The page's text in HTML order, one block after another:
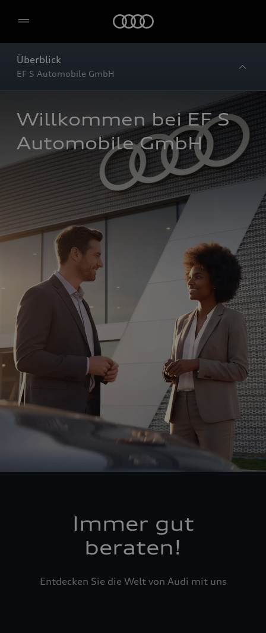
Überblick
EF S Automobile GmbH
Willkommen bei EF S
Automobile GmbH
Immer gut
beraten!
Entdecken Sie die Welt von Audi mit uns